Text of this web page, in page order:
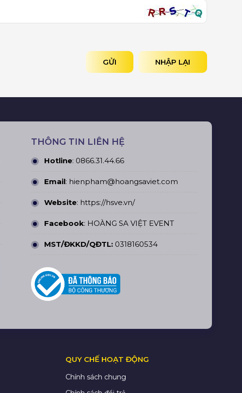
NHẬP LẠI
GỬI
THÔNG TIN LIÊN HỆ
Hotline: 0866.31.44.66
Email: hienpham@hoangsaviet.com
Website: https://hsve.vn/
Facebook: HOÀNG SA VIỆT EVENT
MST/ĐKKD/QĐTL:0318160534
QUY CHẾ HOẠT ĐỘNG
Chính sách chung